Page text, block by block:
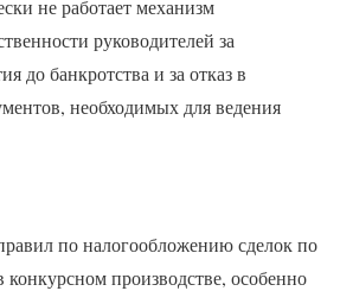
не работает механизм
руководителей за
до банкротства и за отказ в
необходимых для ведения
по налогообложению сделок по
производстве, особенно